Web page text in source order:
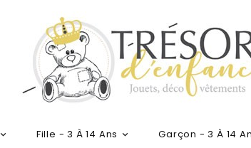
 
Fille - 3 À 14 Ans Garçon - 3 À 14